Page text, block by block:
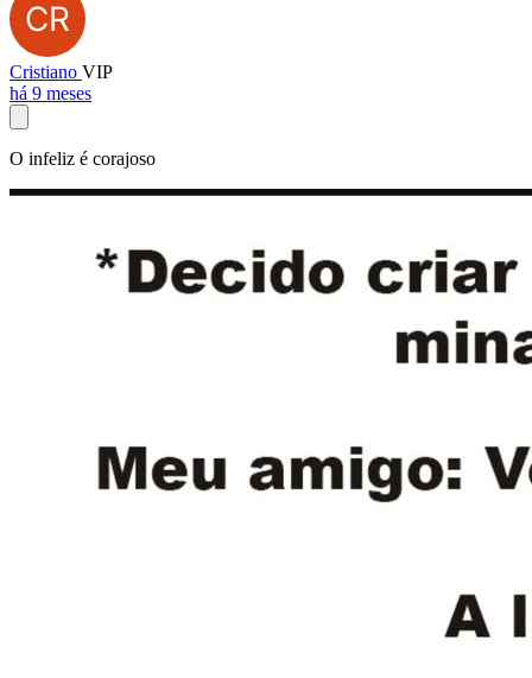
Cristiano VIP
há 9 meses
O infeliz é corajoso